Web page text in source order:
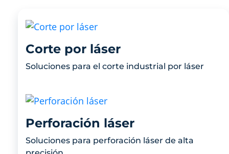
Corte por láser
Soluciones para el corte industrial por láser
Perforación láser
Soluciones para perforación láser de alta